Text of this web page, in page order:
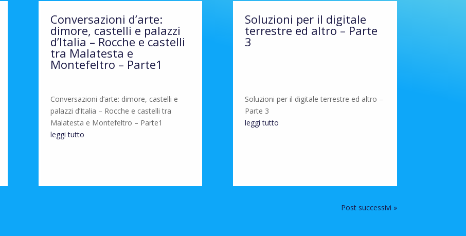
Conversazioni d’arte:
dimore, castelli e palazzi
d’Italia – Rocche e castelli
tra Malatesta e
Montefeltro – Parte1
Conversazioni d’arte: dimore, castelli e
palazzi d’Italia – Rocche e castelli tra
Malatesta e Montefeltro – Parte1
leggi tutto
Soluzioni per il digitale
terrestre ed altro – Parte
3
Soluzioni per il digitale terrestre ed altro –
Parte 3
leggi tutto
Post successivi »